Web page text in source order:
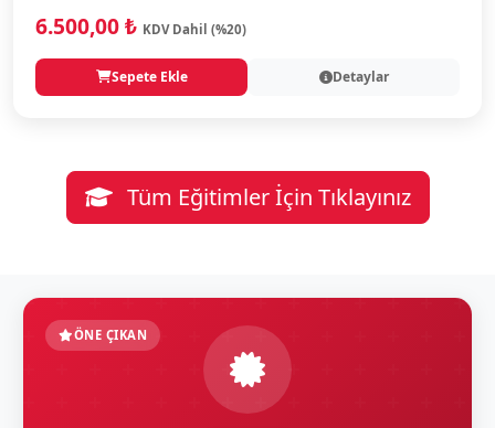
6.500,00 ₺ KDV Dahil (%20)
Sepete Ekle Detaylar
Tüm Eğitimler İçin Tıklayınız
ÖNE ÇIKAN